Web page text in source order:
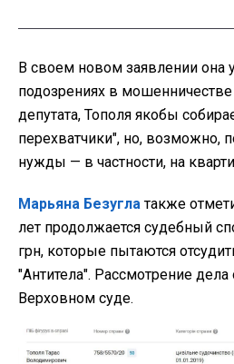
В своем новом заявлении она
подозрениях в
депутата, Тополя якобы
перехватчики", но, возможно,
нужды — в частности, на
Марьяна Безуглатакже
лет продолжается судебный
грн, которые пытаются
"Антитела". Рассмотрение
Верховном суде.